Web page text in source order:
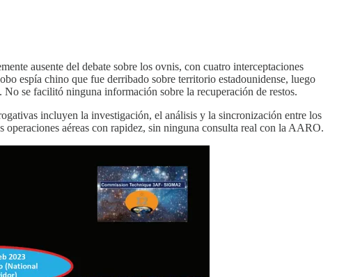
ausente del debate sobre los ovnis, con cuatro interceptaciones
espía chino que fue derribado sobre territorio estadounidense, luego
se facilitó ninguna información sobre la recuperación de restos.
incluyen la investigación, el análisis y la sincronización entre los
operaciones aéreas con rapidez, sin ninguna consulta real con la AARO.